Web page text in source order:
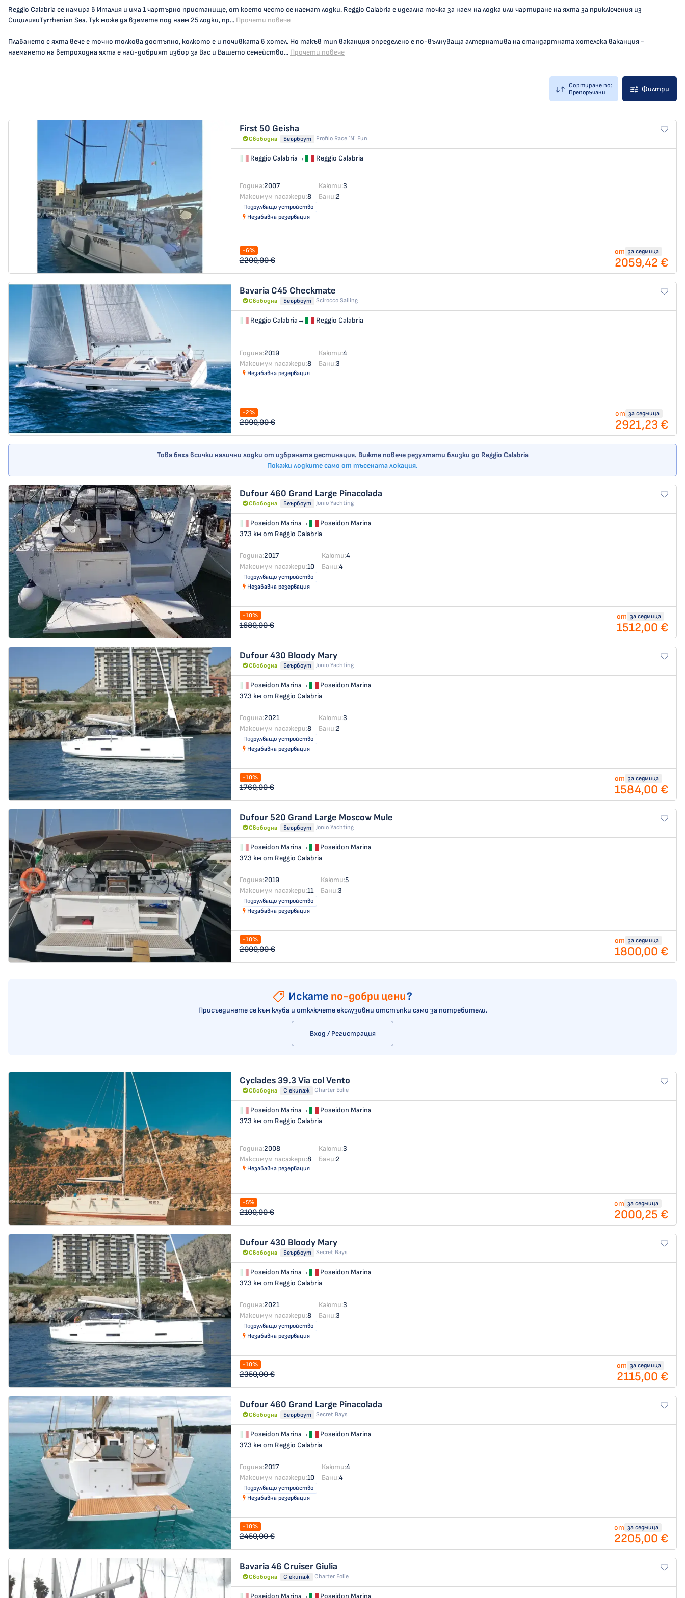
Reggio Calabria се намира в Италия и има 1 чартърно пристанище, от което често се наемат лодки. Reggio Calabria е идеална точка за наем на лодка или чартиране на яхта за приключения из
СицилияиTyrrhenian Sea. Тук може да вземете под наем 25 лодки, пр... Прочети повече
Плаването с яхта вече е точно толкова достъпно, колкото е и почивката в хотел. Но такъв тип ваканция определено е по-вълнуваща алтернатива на стандартната хотелска ваканция -
наемането на ветроходна яхта е най-добрият избор за Вас и Вашето семейство... Прочети повече
Сортиране по:
Препоръчани
Филтри
First 50 Geisha
Свободна Беърбоут Profilo Race ´n´ Fun
Reggio Calabria→ Reggio Calabria
Година:2007 Каюти:3
Максимум пасажери:8 Бани:2
Подрулващо устройство
Незабавна резервация
-6%
2200,00 €
от за седмица
2059,42 €
Bavaria C45 Checkmate
Свободна Беърбоут Scirocco Sailing
Reggio Calabria→ Reggio Calabria
Година:2019 Каюти:4
Максимум пасажери:8 Бани:3
Незабавна резервация
-2%
2990,00 €
от за седмица
2921,23 €
Това бяха всички налични лодки от избраната дестинация. Вижте повече резултати близки до Reggio Calabria
Покажи лодките само от тъсената локация.
Dufour 460 Grand Large Pinacolada
Свободна Беърбоут Jonio Yachting
Poseidon Marina→
Poseidon Marina
37.3 км от Reggio Calabria
Година:2017 Каюти:4
Максимум пасажери:10 Бани:4
Подрулващо устройство
Незабавна резервация
-10%
1680,00 €
от за седмица
1512,00 €
Dufour 430 Bloody Mary
Свободна Беърбоут Jonio Yachting
Poseidon Marina→
Poseidon Marina
37.3 км от Reggio Calabria
Година:2021 Каюти:3
Максимум пасажери:8 Бани:2
Подрулващо устройство
Незабавна резервация
-10%
1760,00 €
от за седмица
1584,00 €
Dufour 520 Grand Large Moscow Mule
Свободна Беърбоут Jonio Yachting
Poseidon Marina→
Poseidon Marina
37.3 км от Reggio Calabria
Година:2019 Каюти:5
Максимум пасажери:11 Бани:3
Подрулващо устройство
Незабавна резервация
-10%
2000,00 €
от за седмица
1800,00 €
Искате по-добри цени?
Присъединете се към клуба и отключете екслузивни отстъпки само за потребители.
Вход / Регистрация
Cyclades 39.3Via col Vento
Свободна С екипаж Charter Eolie
Poseidon Marina→
Poseidon Marina
37.3 км от Reggio Calabria
Година:2008 Каюти:3
Максимум пасажери:8 Бани:2
Незабавна резервация
-5%
2100,00 €
от за седмица
2000,25 €
Dufour 430 Bloody Mary
Свободна Беърбоут Secret Bays
Poseidon Marina→
Poseidon Marina
37.3 км от Reggio Calabria
Година:2021 Каюти:3
Максимум пасажери:8 Бани:3
Подрулващо устройство
Незабавна резервация
-10%
2350,00 €
от за седмица
2115,00 €
Dufour 460 Grand Large Pinacolada
Свободна Беърбоут Secret Bays
Poseidon Marina→
Poseidon Marina
37.3 км от Reggio Calabria
Година:2017 Каюти:4
Максимум пасажери:10 Бани:4
Подрулващо устройство
Незабавна резервация
-10%
2450,00 €
от за седмица
2205,00 €
Bavaria 46 Cruiser Giulia
Свободна С екипаж Charter Eolie
Poseidon Marina→ Poseidon Marina